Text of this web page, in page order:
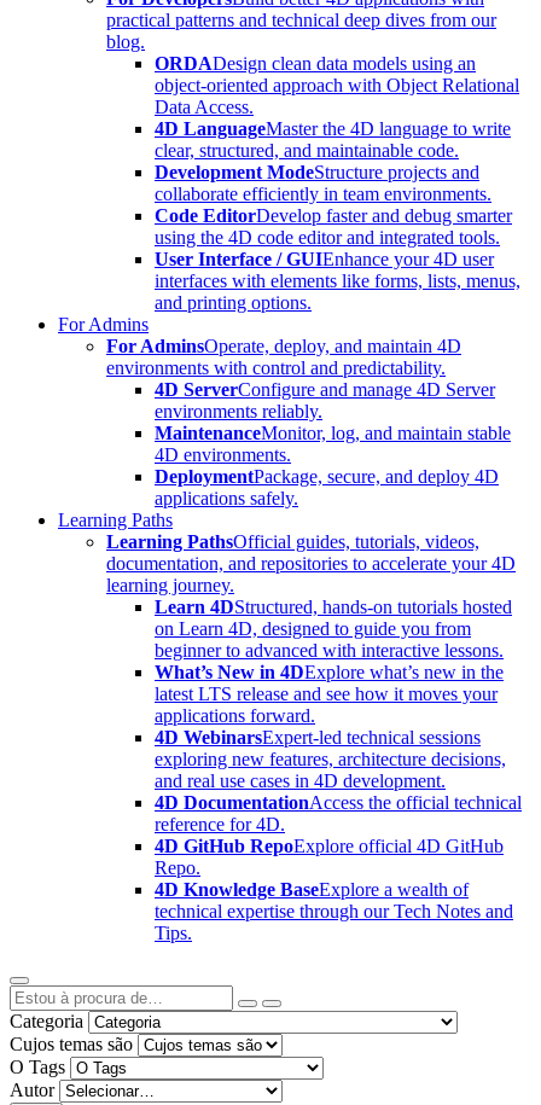
practical patterns and technical deep dives from our
blog.
ORDADesign clean data models using an
object-oriented approach with Object Relational
Data Access.
4D LanguageMaster the 4D language to write
clear, structured, and maintainable code.
Development ModeStructure projects and
collaborate efficiently in team environments.
Code EditorDevelop faster and debug smarter
using the 4D code editor and integrated tools.
User Interface / GUIEnhance your 4D user
interfaces with elements like forms, lists, menus,
and printing options.
For Admins
For AdminsOperate, deploy, and maintain 4D
environments with control and predictability.
4D ServerConfigure and manage 4D Server
environments reliably.
MaintenanceMonitor, log, and maintain stable
4D environments.
DeploymentPackage, secure, and deploy 4D
applications safely.
Learning Paths
Learning PathsOfficial guides, tutorials, videos,
documentation, and repositories to accelerate your 4D
learning journey.
Learn 4DStructured, hands-on tutorials hosted
on Learn 4D, designed to guide you from
beginner to advanced with interactive lessons.
What’s New in 4DExplore what’s new in the
latest LTS release and see how it moves your
applications forward.
4D WebinarsExpert-led technical sessions
exploring new features, architecture decisions,
and real use cases in 4D development.
4D DocumentationAccess the official technical
reference for 4D.
4D GitHub RepoExplore official 4D GitHub
Repo.
4D Knowledge BaseExplore a wealth of
technical expertise through our Tech Notes and
Tips.
Categoria
Cujos temas são
O Tags
Autor